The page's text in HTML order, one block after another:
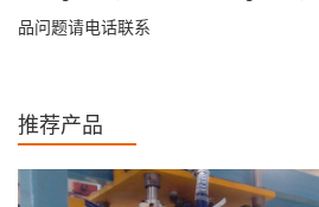
品问题请电话联系
推荐产品